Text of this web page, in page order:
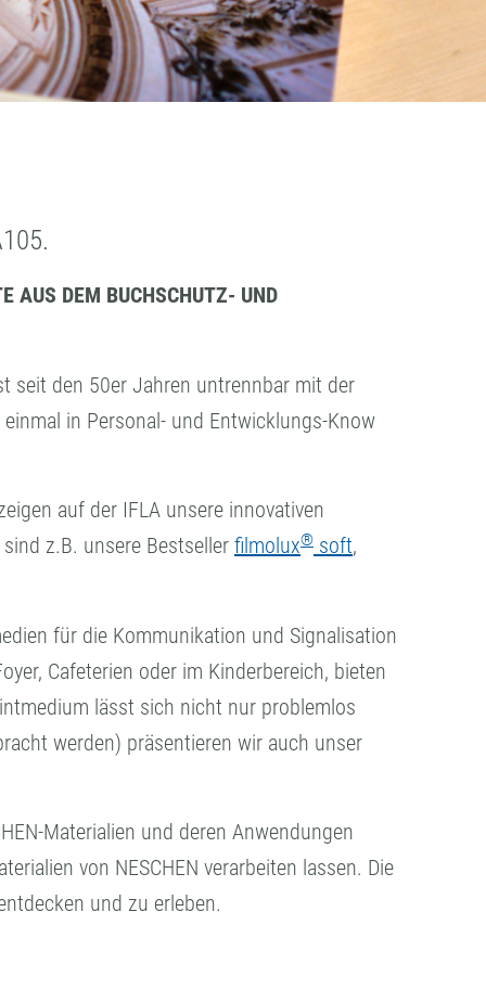
AUS DEM BUCHSCHUTZ- UND
seit den 50er Jahren untrennbar mit der
in Personal- und Entwicklungs-Know
auf der IFLA unsere innovativen
z.B. unsere Bestseller filmolux® soft,
für die Kommunikation und Signalisation
Cafeterien oder im Kinderbereich, bieten
lässt sich nicht nur problemlos
werden) präsentieren wir auch unser
Materialien und deren Anwendungen
von NESCHEN verarbeiten lassen. Die
und zu erleben.